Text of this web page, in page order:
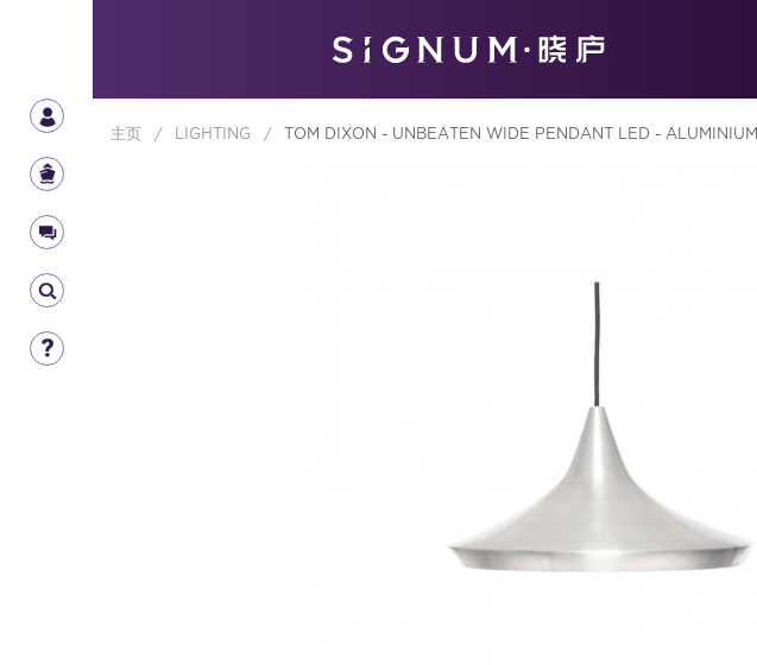
主页 / LIGHTING / TOM DIXON - UNBEATEN WIDE PENDANT LED - ALUMINIUM